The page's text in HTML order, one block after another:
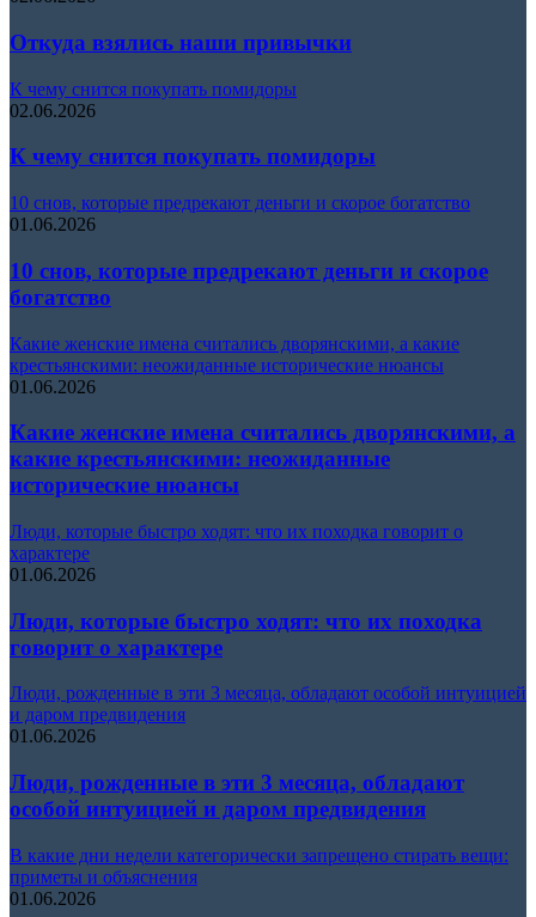
Откуда взялись наши привычки
К чему снится покупать помидоры
02.06.2026
К чему снится покупать помидоры
10 снов, которые предрекают деньги и скорое богатство
01.06.2026
10 снов, которые предрекают деньги и скорое
богатство
Какие женские имена считались дворянскими, а какие
крестьянскими: неожиданные исторические нюансы
01.06.2026
Какие женские имена считались дворянскими, а
какие крестьянскими: неожиданные
исторические нюансы
Люди, которые быстро ходят: что их походка говорит о
характере
01.06.2026
Люди, которые быстро ходят: что их походка
говорит о характере
Люди, рожденные в эти 3 месяца, обладают особой интуицией
и даром предвидения
01.06.2026
Люди, рожденные в эти 3 месяца, обладают
особой интуицией и даром предвидения
В какие дни недели категорически запрещено стирать вещи:
приметы и объяснения
01.06.2026